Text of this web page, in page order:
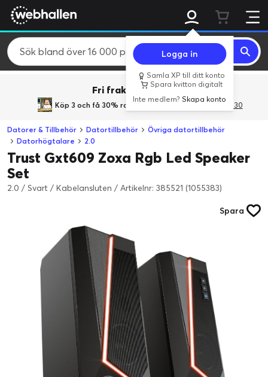
Logga in
Samla XP till ditt konto
Spara kvitton digitalt
Inte medlem?Skapa konto
Fri frakt över 800 kr.
Köp 3 och få 30% rabatt med rabattkoden 3Gives30
Datorer & Tillbehör Datortillbehör
Övriga datortillbehör
Datorhögtalare
2.0
Trust Gxt609 Zoxa Rgb Led Speaker
Set
2.0 / Svart / Kabelansluten / Artikelnr: 385521 (1055383)
Spara